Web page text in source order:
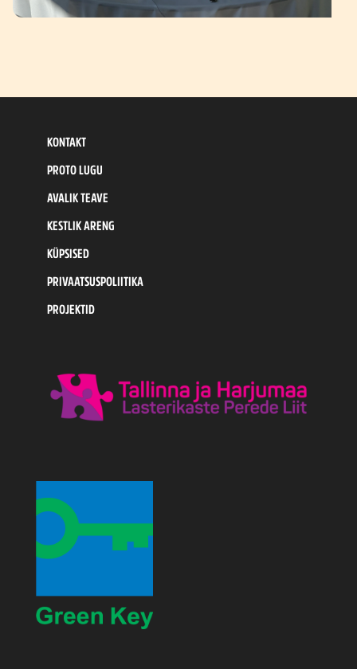
KONTAKT
PROTO LUGU
AVALIK TEAVE
KESTLIK ARENG
KÜPSISED
PRIVAATSUSPOLIITIKA
PROJEKTID